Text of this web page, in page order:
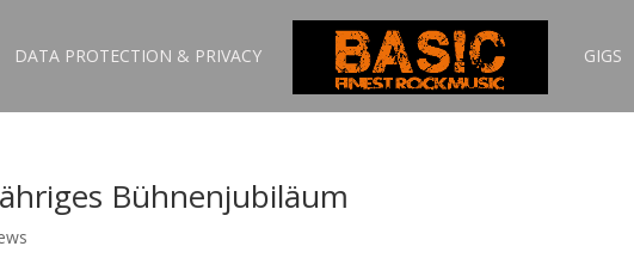
DATA PROTECTION & PRIVACY GIGS
Bühnenjubiläum